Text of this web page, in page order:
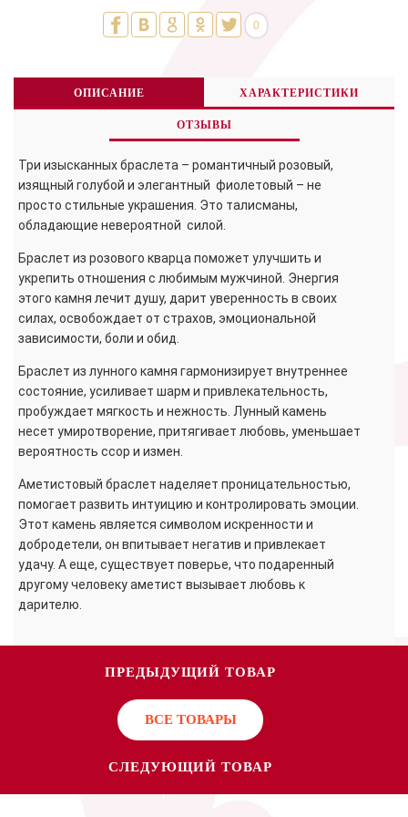
0
ОПИСАНИЕ ХАРАКТЕРИСТИКИ
ОТЗЫВЫ
Три изысканных браслета – романтичный розовый,
изящный голубой и элегантный фиолетовый – не
просто стильные украшения. Это талисманы,
обладающие невероятной силой.
Браслет из розового кварца поможет улучшить и
укрепить отношения с любимым мужчиной. Энергия
этого камня лечит душу, дарит уверенность в своих
силах, освобождает от страхов, эмоциональной
зависимости, боли и обид.
Браслет из лунного камня гармонизирует внутреннее
состояние, усиливает шарм и привлекательность,
пробуждает мягкость и нежность. Лунный камень
несет умиротворение, притягивает любовь, уменьшает
вероятность ссор и измен.
Аметистовый браслет наделяет проницательностью,
помогает развить интуицию и контролировать эмоции.
Этот камень является символом искренности и
добродетели, он впитывает негатив и привлекает
удачу. А еще, существует поверье, что подаренный
другому человеку аметист вызывает любовь к
дарителю.
ПРЕДЫДУЩИЙ ТОВАР
ВСЕ ТОВАРЫ
СЛЕДУЮЩИЙ ТОВАР